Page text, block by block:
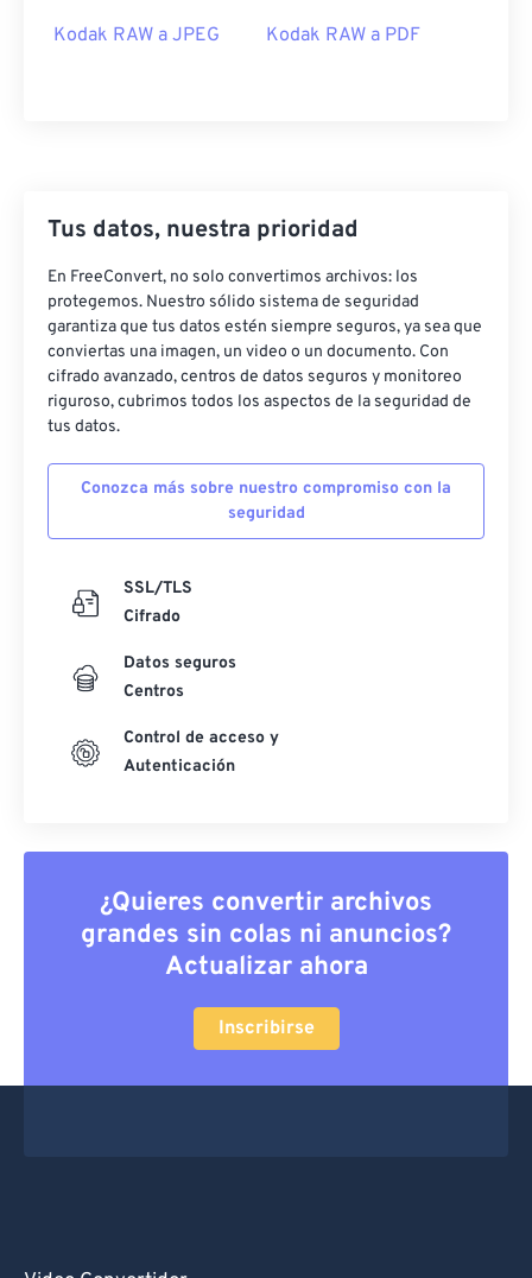
Kodak RAW a JPEG Kodak RAW a PDF
Tus datos, nuestra prioridad
En FreeConvert, no solo convertimos archivos: los
protegemos. Nuestro sólido sistema de seguridad
garantiza que tus datos estén siempre seguros, ya sea que
conviertas una imagen, un video o un documento. Con
cifrado avanzado, centros de datos seguros y monitoreo
riguroso, cubrimos todos los aspectos de la seguridad de
tus datos.
Conozca más sobre nuestro compromiso con la
seguridad
SSL/TLS
Cifrado
Datos seguros
Centros
Control de acceso y
Autenticación
¿Quieres convertir archivos
grandes sin colas ni anuncios?
Actualizar ahora
Inscribirse